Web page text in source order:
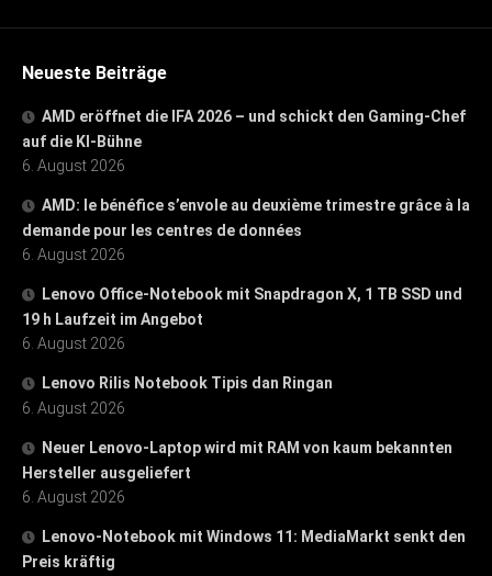
Neueste Beiträge
AMD eröffnet die IFA 2026 – und schickt den Gaming-Chef
auf die KI-Bühne
6. August 2026
AMD: le bénéfice s’envole au deuxième trimestre grâce à la
demande pour les centres de données
6. August 2026
Lenovo Office-Notebook mit Snapdragon X, 1 TB SSD und
19 h Laufzeit im Angebot
6. August 2026
Lenovo Rilis Notebook Tipis dan Ringan
6. August 2026
Neuer Lenovo-Laptop wird mit RAM von kaum bekannten
Hersteller ausgeliefert
6. August 2026
Lenovo-Notebook mit Windows 11: MediaMarkt senkt den
Preis kräftig